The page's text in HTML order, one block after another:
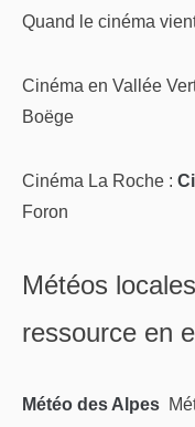
Quand le cinéma
Cinéma en Vallée
Boëge
Cinéma La Roche :
Foron
Météos
ressource en
Météo des Alpes